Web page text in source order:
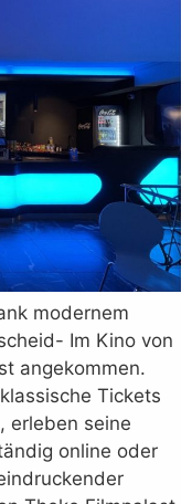
modernem
Im Kino von
angekommen.
Tickets
erleben seine
online oder